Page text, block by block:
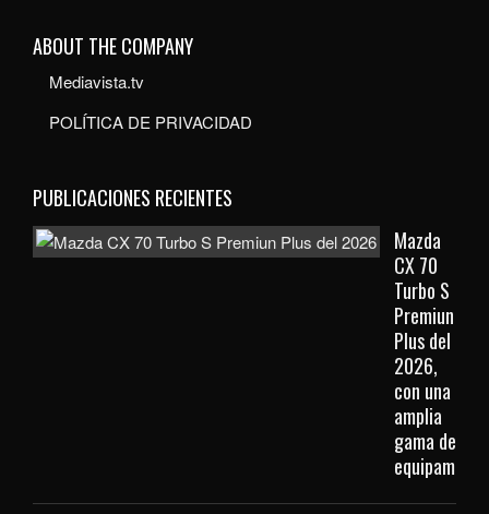
ABOUT THE COMPANY
Mediavista.tv
POLÍTICA DE PRIVACIDAD
PUBLICACIONES RECIENTES
Mazda
CX 70
Turbo S
Premiun
Plus del
2026,
con una
amplia
gama de